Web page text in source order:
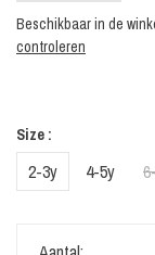
Beschikbaar in de
controleren
Size :
2-3y 4-5y